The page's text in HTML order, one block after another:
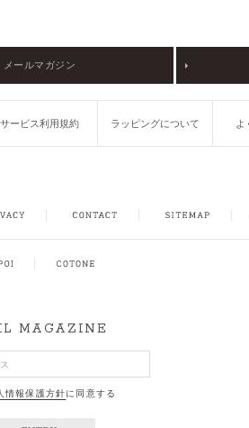
メールマガジン
サービス利用規約 ラッピングについて よ
FACEBOOKINSTAGRAM
MAGAZINE
情報保護方針に同意する